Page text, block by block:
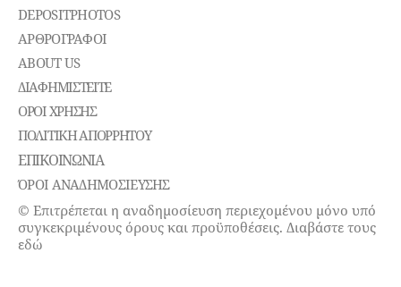
DEPOSITPHOTOS
ΑΡΘΡΟΓΡΑΦΟΙ
ABOUT US
ΔΙΑΦΗΜΙΣΤΕΊΤΕ
ΌΡΟΙ ΧΡΉΣΗΣ
ΠΟΛΙΤΙΚΉ ΑΠΟΡΡΉΤΟΥ
ΕΠΙΚΟΙΝΩΝΊΑ
ΌΡΟΙ ΑΝΑΔΗΜΟΣΙΕΥΣΗΣ
© Επιτρέπεται η αναδημοσίευση περιεχομένου μόνο υπό
συγκεκριμένους όρους και προϋποθέσεις. Διαβάστε τους
εδώ